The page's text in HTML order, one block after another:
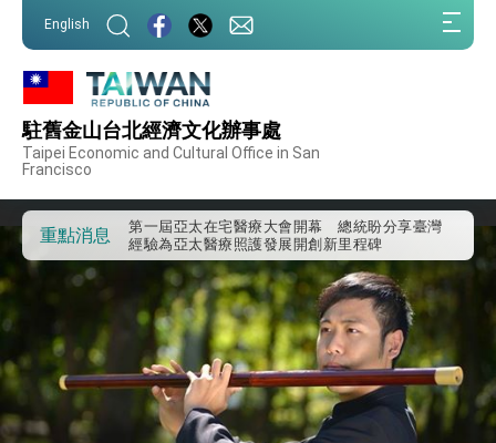
English
駐舊金山台北經濟文化辦事處
Taipei Economic and Cultural Office in San
Francisco
重點消息
外交部重要言論
我國政府將在美國亞利桑納州設立「駐鳳凰城辦
第一屆亞太在宅醫療大會開幕 總統盼分享臺灣
經驗為亞太醫療照護發展開創新里程碑
外交部發布WHA文宣影片「台灣醫療點亮世界」
及「台灣智慧醫療與健康產業展」預告短片，向
世界展現台灣守護全球健康的創新能量
總統出訪史瓦帝尼返國談話 強調臺灣人有權利
走向世界 盼與理念相近國家共同維護國際秩序
堅定走向世界 賴總統抵達史瓦帝尼王國進行國是
訪問
總統與五院院長新春茶敘 盼化分歧為團結、為
國家邁出合作第一步
總統農曆春節談話